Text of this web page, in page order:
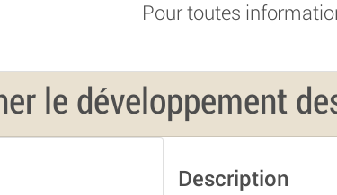
Pour toutes
le développement
Description